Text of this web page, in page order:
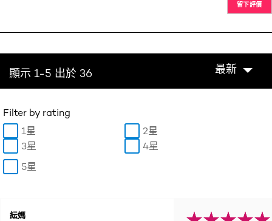
留下評價
顯示 1-5 出於 36 最新
Filter by rating
1星
2星
3星
4星
5星
紜媽